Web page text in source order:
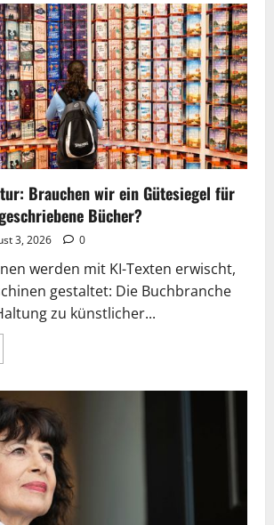
Brauchen wir ein Gütesiegel für
Bücher?
3, 2026 0
werden mit KI-Texten erwischt,
gestaltet: Die Buchbranche
zu künstlicher...